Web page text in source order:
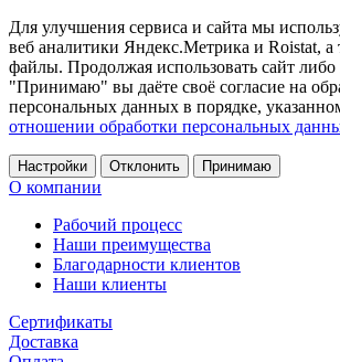
Для улучшения сервиса и сайта мы
веб аналитики Яндекс.Метрика и Roistat, а
файлы. Продолжая использовать сайт
"Принимаю" вы даёте своё согласие на
персональных данных в порядке,
отношении обработки персональных
Настройки Отклонить Принимаю
О компании
Рабочий процесс
Наши преимущества
Благодарности клиентов
Наши клиенты
Сертификаты
Доставка